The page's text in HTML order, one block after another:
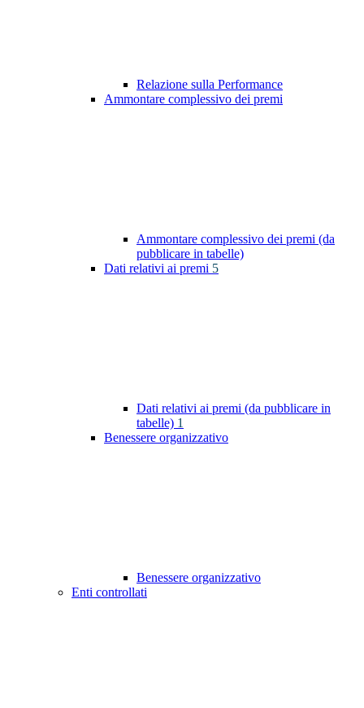
Relazione sulla Performance
Ammontare complessivo dei premi
Ammontare complessivo dei premi (da
pubblicare in tabelle)
Dati relativi ai premi 5
Dati relativi ai premi (da pubblicare in
tabelle) 1
Benessere organizzativo
Benessere organizzativo
Enti controllati